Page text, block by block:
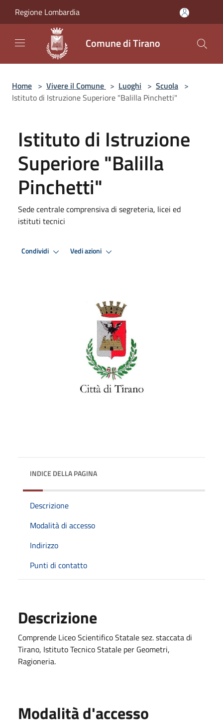
Regione Lombardia
Comune di Tirano
Home > Vivere il Comune > Luoghi > Scuola >
Istituto di Istruzione Superiore "Balilla Pinchetti"
Istituto di Istruzione
Superiore "Balilla
Pinchetti"
Sede centrale comprensiva di segreteria, licei ed
istituti tecnici
Condividi Vedi azioni
INDICE DELLA PAGINA
Descrizione
Modalità di accesso
Indirizzo
Punti di contatto
Descrizione
Comprende Liceo Scientifico Statale sez. staccata di
Tirano, Istituto Tecnico Statale per Geometri,
Ragioneria.
Modalità d'accesso